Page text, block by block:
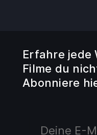
Erfahre jede
Filme du
Abonniere